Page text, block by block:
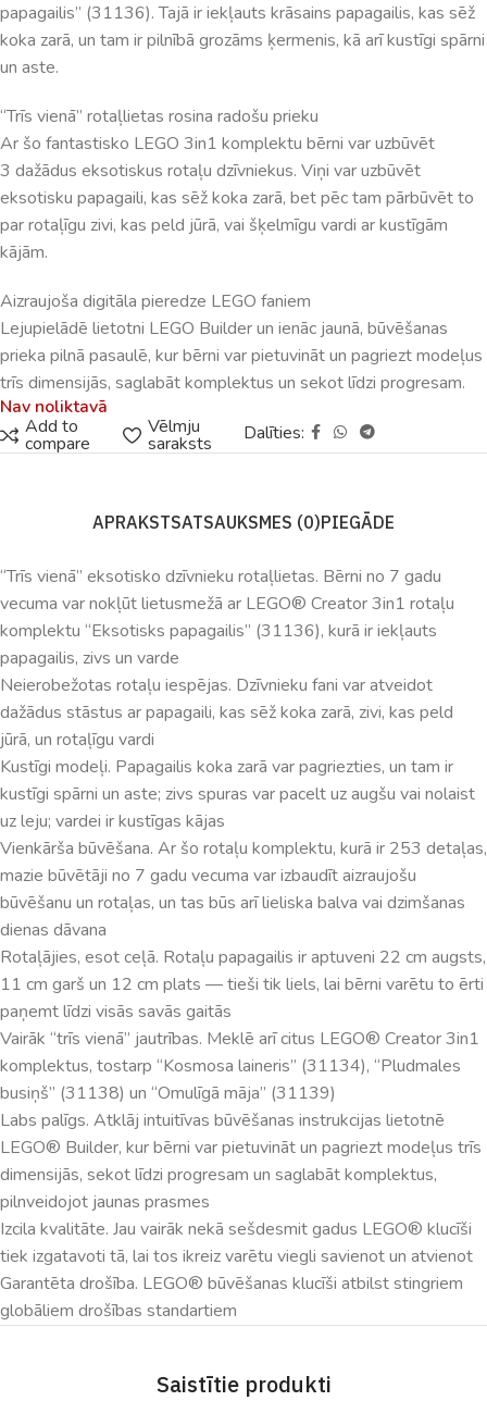
papagailis” (31136). Tajā ir iekļauts krāsains papagailis, kas sēž
koka zarā, un tam ir pilnībā grozāms ķermenis, kā arī kustīgi spārni
un aste.
“Trīs vienā” rotaļlietas rosina radošu prieku
Ar šo fantastisko LEGO 3in1 komplektu bērni var uzbūvēt
3 dažādus eksotiskus rotaļu dzīvniekus. Viņi var uzbūvēt
eksotisku papagaili, kas sēž koka zarā, bet pēc tam pārbūvēt to
par rotaļīgu zivi, kas peld jūrā, vai šķelmīgu vardi ar kustīgām
kājām.
Aizraujoša digitāla pieredze LEGO faniem
Lejupielādē lietotni LEGO Builder un ienāc jaunā, būvēšanas
prieka pilnā pasaulē, kur bērni var pietuvināt un pagriezt modeļus
trīs dimensijās, saglabāt komplektus un sekot līdzi progresam.
Nav noliktavā
Add to
compare
Vēlmju
saraksts Dalīties:
APRAKSTSATSAUKSMES (0)PIEGĀDE
“Trīs vienā” eksotisko dzīvnieku rotaļlietas. Bērni no 7 gadu
vecuma var nokļūt lietusmežā ar LEGO® Creator 3in1 rotaļu
komplektu “Eksotisks papagailis” (31136), kurā ir iekļauts
papagailis, zivs un varde
Neierobežotas rotaļu iespējas. Dzīvnieku fani var atveidot
dažādus stāstus ar papagaili, kas sēž koka zarā, zivi, kas peld
jūrā, un rotaļīgu vardi
Kustīgi modeļi. Papagailis koka zarā var pagriezties, un tam ir
kustīgi spārni un aste; zivs spuras var pacelt uz augšu vai nolaist
uz leju; vardei ir kustīgas kājas
Vienkārša būvēšana. Ar šo rotaļu komplektu, kurā ir 253 detaļas,
mazie būvētāji no 7 gadu vecuma var izbaudīt aizraujošu
būvēšanu un rotaļas, un tas būs arī lieliska balva vai dzimšanas
dienas dāvana
Rotaļājies, esot ceļā. Rotaļu papagailis ir aptuveni 22 cm augsts,
11 cm garš un 12 cm plats — tieši tik liels, lai bērni varētu to ērti
paņemt līdzi visās savās gaitās
Vairāk “trīs vienā” jautrības. Meklē arī citus LEGO® Creator 3in1
komplektus, tostarp “Kosmosa laineris” (31134), “Pludmales
busiņš” (31138) un “Omulīgā māja” (31139)
Labs palīgs. Atklāj intuitīvas būvēšanas instrukcijas lietotnē
LEGO® Builder, kur bērni var pietuvināt un pagriezt modeļus trīs
dimensijās, sekot līdzi progresam un saglabāt komplektus,
pilnveidojot jaunas prasmes
Izcila kvalitāte. Jau vairāk nekā sešdesmit gadus LEGO® klucīši
tiek izgatavoti tā, lai tos ikreiz varētu viegli savienot un atvienot
Garantēta drošība. LEGO® būvēšanas klucīši atbilst stingriem
globāliem drošības standartiem
Saistītie produkti